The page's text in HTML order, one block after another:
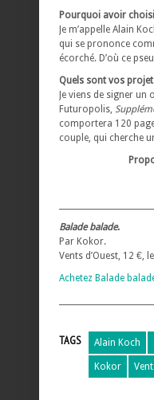
Pourquoi avoir
Je m’appelle Alain
qui se prononce
écorché. D’où ce
Quels sont vos
Je viens de signer
Futuropolis,
comportera 120
couple, qui cherche
Balade balade.
Par Kokor.
Vents d’Ouest, 12 €,
Achetez Balade
TAGS Alain Koch
Kokor